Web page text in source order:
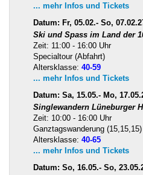
... mehr Infos und Tickets
Datum: Fr, 05.02.- So,
Ski und Spass im Land der
Zeit: 11:00 - 16:00 Uhr
Specialtour (Abfahrt)
Altersklasse: 40-59
... mehr Infos und Tickets
Datum: Sa, 15.05.- Mo,
Singlewandern Lüneburger
Zeit: 10:00 - 16:00 Uhr
Ganztagswanderung (15,15,15)
Altersklasse: 40-65
... mehr Infos und Tickets
Datum: So, 16.05.- So,